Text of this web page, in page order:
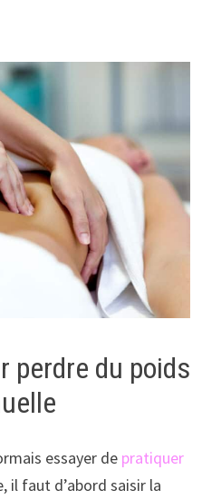
perdre du poids
essayer de pratiquer
il faut d’abord saisir la